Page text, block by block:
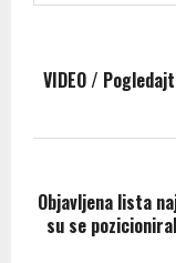
VIDEO /
Objavljena lista
su se